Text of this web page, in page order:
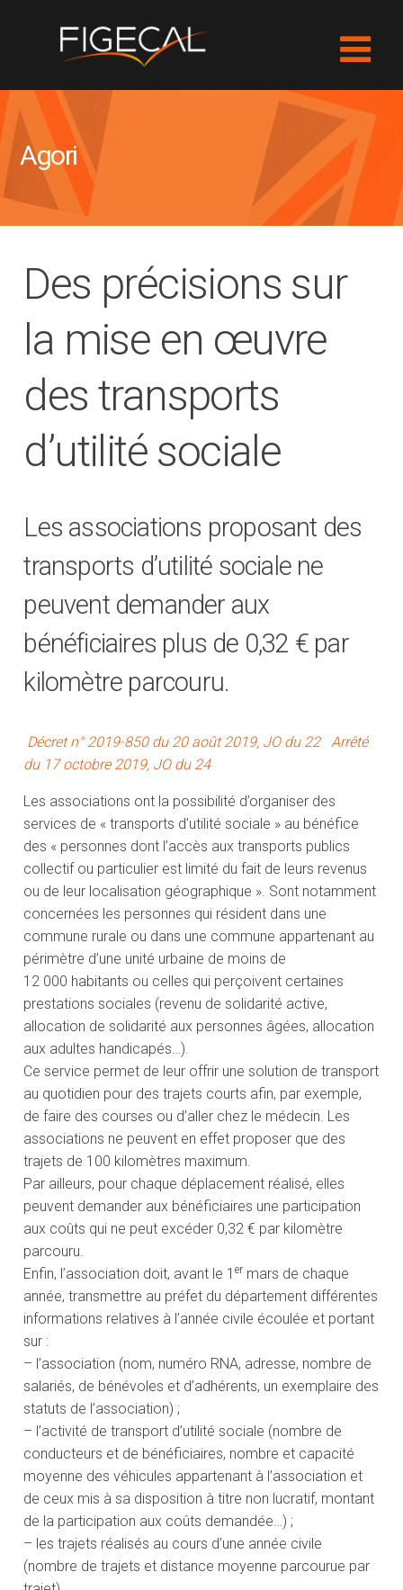
Agori
Des précisions sur
la mise en œuvre
des transports
d’utilité sociale
Les associations proposant des
transports d’utilité sociale ne
peuvent demander aux
bénéficiaires plus de 0,32 € par
kilomètre parcouru.
Décret n° 2019-850 du 20 août 2019, JO du 22
Arrêté
du 17 octobre 2019, JO du 24
Les associations ont la possibilité d’organiser des
services de « transports d’utilité sociale » au bénéfice
des « personnes dont l’accès aux transports publics
collectif ou particulier est limité du fait de leurs revenus
ou de leur localisation géographique ». Sont notamment
concernées les personnes qui résident dans une
commune rurale ou dans une commune appartenant au
périmètre d’une unité urbaine de moins de
12 000 habitants ou celles qui perçoivent certaines
prestations sociales (revenu de solidarité active,
allocation de solidarité aux personnes âgées, allocation
aux adultes handicapés…).
Ce service permet de leur offrir une solution de transport
au quotidien pour des trajets courts afin, par exemple,
de faire des courses ou d’aller chez le médecin. Les
associations ne peuvent en effet proposer que des
trajets de 100 kilomètres maximum.
Par ailleurs, pour chaque déplacement réalisé, elles
peuvent demander aux bénéficiaires une participation
aux coûts qui ne peut excéder 0,32 € par kilomètre
parcouru.
Enfin, l’association doit, avant le 1er mars de chaque
année, transmettre au préfet du département différentes
informations relatives à l’année civile écoulée et portant
sur :
– l’association (nom, numéro RNA, adresse, nombre de
salariés, de bénévoles et d’adhérents, un exemplaire des
statuts de l’association) ;
– l’activité de transport d’utilité sociale (nombre de
conducteurs et de bénéficiaires, nombre et capacité
moyenne des véhicules appartenant à l’association et
de ceux mis à sa disposition à titre non lucratif, montant
de la participation aux coûts demandée…) ;
– les trajets réalisés au cours d’une année civile
(nombre de trajets et distance moyenne parcourue par